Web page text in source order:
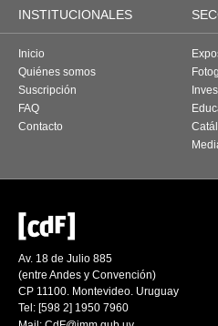
INSTITUCIONALES
Inicio
Quiénes somos
Suscripción
FAQ
Contacto
Av. 18 de Julio 885
(entre Andes y Convención)
CP 11100. Montevideo. Uruguay
Tel: [598 2] 1950 7960